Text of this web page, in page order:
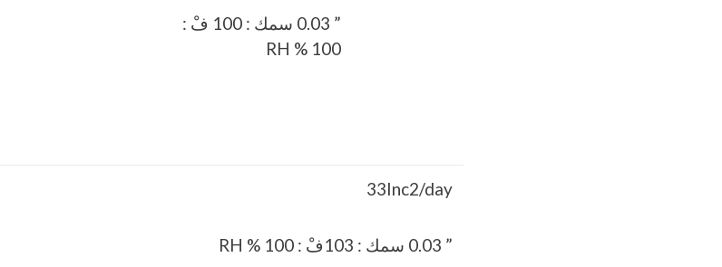
” 0.03 سمك : 100 فْ :
100 % RH
33Inc2/day
” 0.03 سمك : 103فْ : 100 % RH